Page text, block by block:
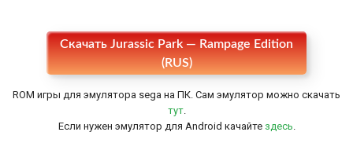
Скачать Jurassic Park — Rampage Edition
(RUS)
ROM игры для эмулятора sega на ПК. Сам эмулятор можно скачать
тут.
Если нужен эмулятор для Android качайте здесь.